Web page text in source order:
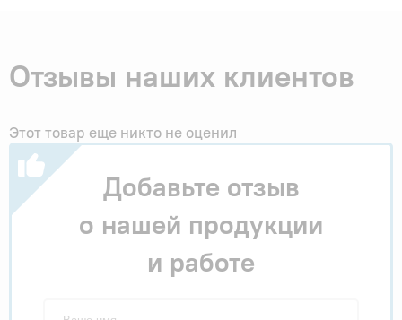
Отзывы наших клиентов
Этот товар еще никто не оценил
Добавьте отзыв
о нашей продукции
и работе